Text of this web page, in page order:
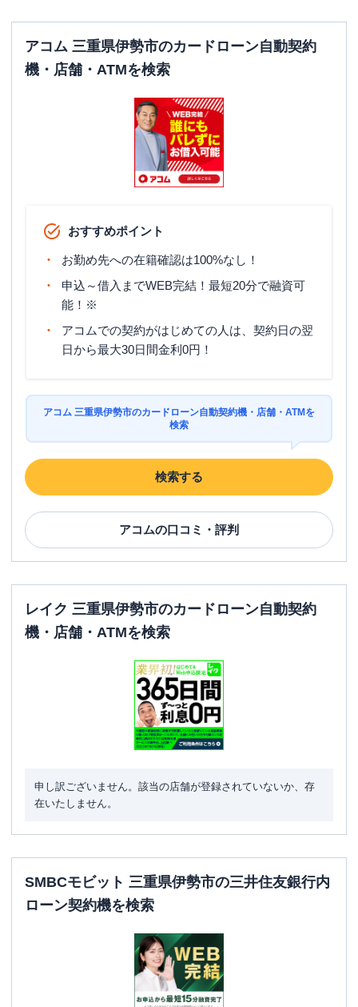
アコム 三重県伊勢市のカードローン自動契約
機・店舗・ATMを検索
おすすめポイント
お勤め先への在籍確認は100%なし！
申込～借入までWEB完結！最短20分で融資可
能！※
アコムでの契約がはじめての人は、契約日の翌
日から最大30日間金利0円！
アコム 三重県伊勢市のカードローン自動契約機・店舗・ATMを
検索
検索する
アコムの口コミ・評判
レイク 三重県伊勢市のカードローン自動契約
機・店舗・ATMを検索
申し訳ございません。該当の店舗が登録されていないか、存
在いたしません。
SMBCモビット 三重県伊勢市の三井住友銀行内
ローン契約機を検索